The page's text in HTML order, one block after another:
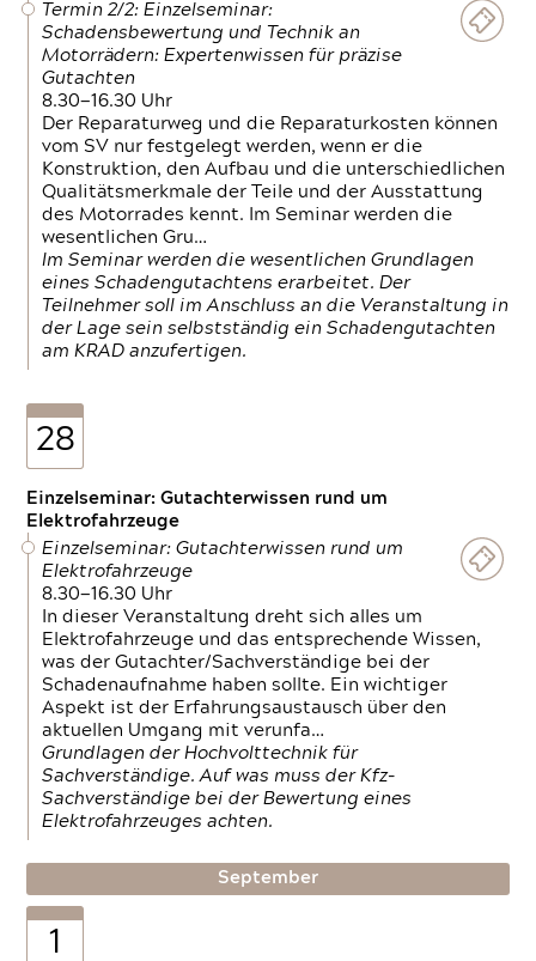
Termin 2/2: Einzelseminar:
Schadensbewertung und Technik an
Motorrädern: Expertenwissen für präzise
Gutachten
8.30—16.30 Uhr
Der Reparaturweg und die Reparaturkosten können
vom SV nur festgelegt werden, wenn er die
Konstruktion, den Aufbau und die unterschiedlichen
Qualitätsmerkmale der Teile und der Ausstattung
des Motorrades kennt. Im Seminar werden die
wesentlichen Gru…
Im Seminar werden die wesentlichen Grundlagen
eines Schadengutachtens erarbeitet. Der
Teilnehmer soll im Anschluss an die Veranstaltung in
der Lage sein selbstständig ein Schadengutachten
am KRAD anzufertigen.
28
Einzelseminar: Gutachterwissen rund um
Elektrofahrzeuge
Einzelseminar: Gutachterwissen rund um
Elektrofahrzeuge
8.30—16.30 Uhr
In dieser Veranstaltung dreht sich alles um
Elektrofahrzeuge und das entsprechende Wissen,
was der Gutachter/Sachverständige bei der
Schadenaufnahme haben sollte. Ein wichtiger
Aspekt ist der Erfahrungsaustausch über den
aktuellen Umgang mit verunfa…
Grundlagen der Hochvolttechnik für
Sachverständige. Auf was muss der Kfz-
Sachverständige bei der Bewertung eines
Elektrofahrzeuges achten.
September
1